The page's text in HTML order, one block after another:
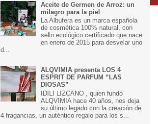
Aceite de Germen de Arroz: un
milagro para la piel
La Albufera es un marca española
de cosmética 100% natural, con
sello ecológico certificado que nace
en enero de 2015 para desvelar uno
d...
ALQVIMIA presenta LOS 4
ESPRIT DE PARFUM “LAS
DIOSAS”
IDILI LIZCANO , quien fundó
ALQVIMIA hace 40 años, nos deja
su último legado con la creación de
4 fragancias, un auténtico regalo para los s...